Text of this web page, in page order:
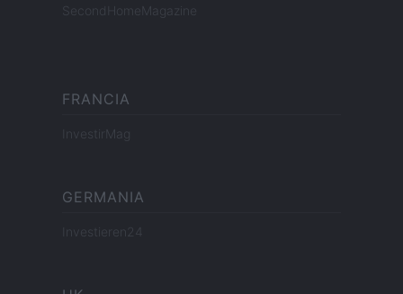
SecondHomeMagazine
FRANCIA
InvestirMag
GERMANIA
Investieren24